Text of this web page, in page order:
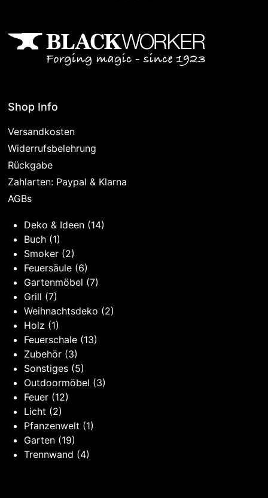
Shop Info
Versandkosten
Widerrufsbelehrung
Rückgabe
Zahlarten: Paypal & Klarna
AGBs
Deko & Ideen (14)
Buch (1)
Smoker (2)
Feuersäule (6)
Gartenmöbel (7)
Grill (7)
Weihnachtsdeko (2)
Holz (1)
Feuerschale (13)
Zubehör (3)
Sonstiges (5)
Outdoormöbel (3)
Feuer (12)
Licht (2)
Pfanzenwelt (1)
Garten (19)
Trennwand (4)